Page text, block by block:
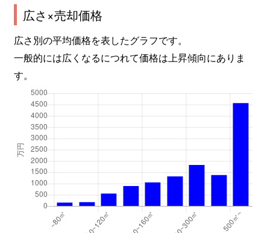
鷲塚
220万円
広さ×売却価格
広さ別の平均価格を表したグラフです。
一般的には広くなるにつれて価格は上昇傾向にありま
す。